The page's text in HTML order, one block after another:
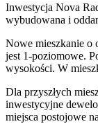
Inwestycja Nova
wybudowana i
Nowe mieszkanie o
jest 1-poziomowe.
wysokości. W
Dla przyszłych
inwestycyjne
miejsca postojowe